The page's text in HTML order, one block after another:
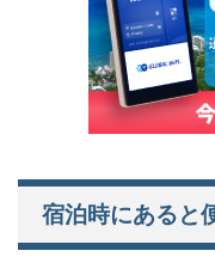
宿泊時にあると